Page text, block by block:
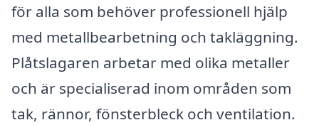
för alla som behöver professionell hjälp
med metallbearbetning och takläggning.
Plåtslagaren arbetar med olika metaller
och är specialiserad inom områden som
tak, rännor, fönsterbleck och ventilation.